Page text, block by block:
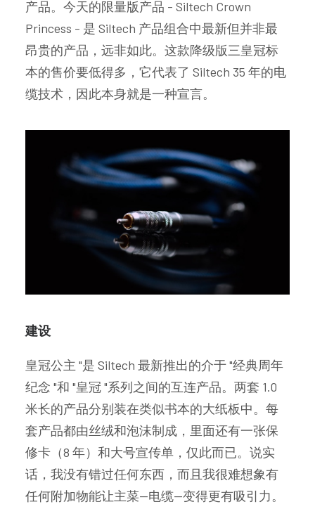
产品。今天的限量版产品 - Siltech Crown
Princess - 是 Siltech 产品组合中最新但并非最
昂贵的产品，远非如此。这款降级版三皇冠标
本的售价要低得多，它代表了 Siltech 35 年的电
缆技术，因此本身就是一种宣言。
建设
皇冠公主 "是 Siltech 最新推出的介于 "经典周年
纪念 "和 "皇冠 "系列之间的互连产品。两套 1.0
米长的产品分别装在类似书本的大纸板中。每
套产品都由丝绒和泡沫制成，里面还有一张保
修卡（8 年）和大号宣传单，仅此而已。说实
话，我没有错过任何东西，而且我很难想象有
任何附加物能让主菜--电缆--变得更有吸引力。